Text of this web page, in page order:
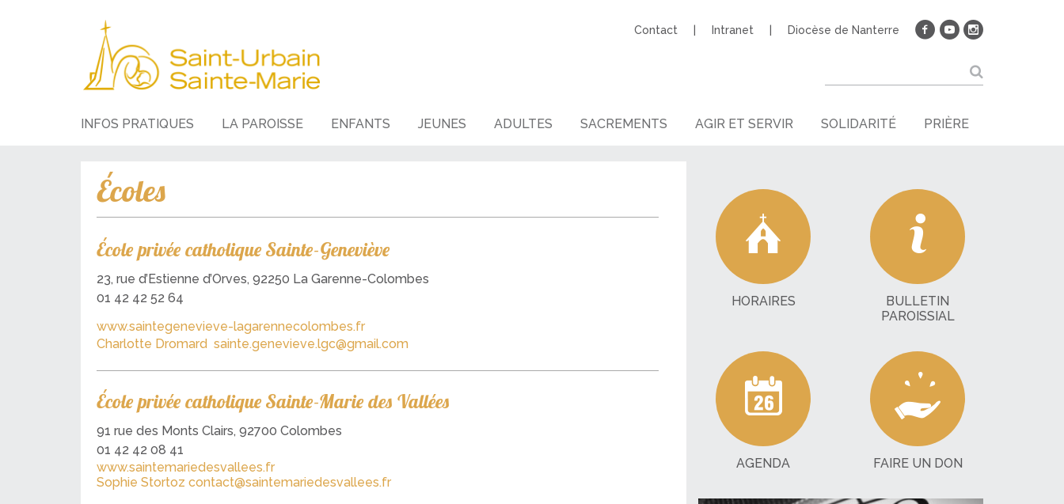
Contact Intranet Diocèse de Nanterre
INFOS PRATIQUES LA PAROISSE ENFANTS JEUNES ADULTES SACREMENTS AGIR ET SERVIR SOLIDARITÉ PRIÈRE
Écoles
École privée catholique Sainte-Geneviève
23, rue d’Estienne d’Orves, 92250 La Garenne-Colombes
01 42 42 52 64
www.saintegenevieve-lagarennecolombes.fr
Charlotte Dromard sainte.genevieve.lgc@gmail.com
École privée catholique Sainte-Marie des Vallées
91 rue des Monts Clairs, 92700 Colombes
01 42 42 08 41
www.saintemariedesvallees.fr
Sophie Stortoz contact@saintemariedesvallees.fr
HORAIRES
BULLETIN
PAROISSIAL
AGENDA FAIRE UN DON